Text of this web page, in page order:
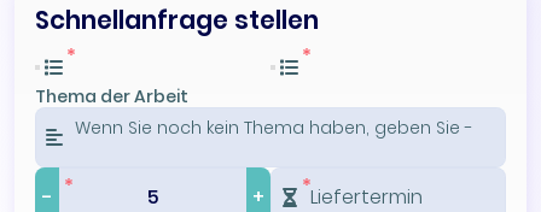
Schnellanfrage stellen
Thema der Arbeit
- +